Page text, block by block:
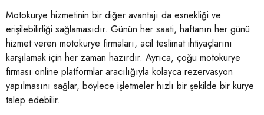
Motokurye hizmetinin bir diğer avantajı da esnekliği ve
erişilebilirliği sağlamasıdır. Günün her saati, haftanın her günü
hizmet veren motokurye firmaları, acil teslimat ihtiyaçlarını
karşılamak için her zaman hazırdır. Ayrıca, çoğu motokurye
firması online platformlar aracılığıyla kolayca rezervasyon
yapılmasını sağlar, böylece işletmeler hızlı bir şekilde bir kurye
talep edebilir.